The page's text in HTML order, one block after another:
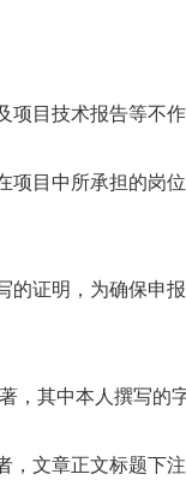
目技术报告等不
目中所承担的岗
证明，为确保申
其中本人撰写的
文章正文标题下